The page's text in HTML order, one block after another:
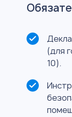
(для
10).